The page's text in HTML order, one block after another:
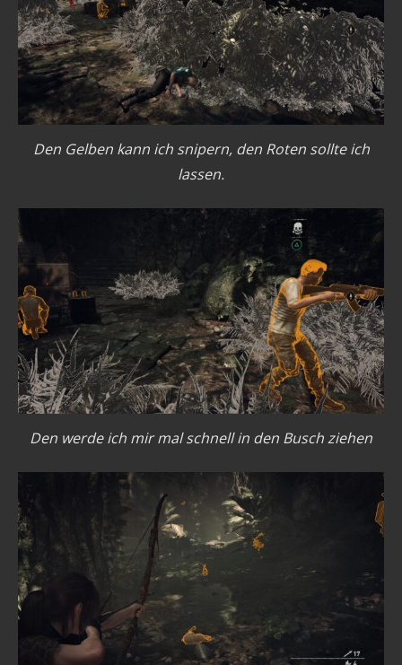
Den Gelben kann ich snipern, den Roten sollte ich
lassen.
Den werde ich mir mal schnell in den Busch ziehen